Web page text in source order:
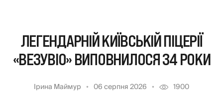
ЛЕГЕНДАРНІЙ КИЇВСЬКІЙ ПІЦЕРІЇ
«ВЕЗУВІО» ВИПОВНИЛОСЯ 34 РОКИ
Ірина Маймур 06 серпня 2026 1900